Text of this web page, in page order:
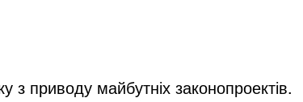
приводу майбутніх законопроектів.